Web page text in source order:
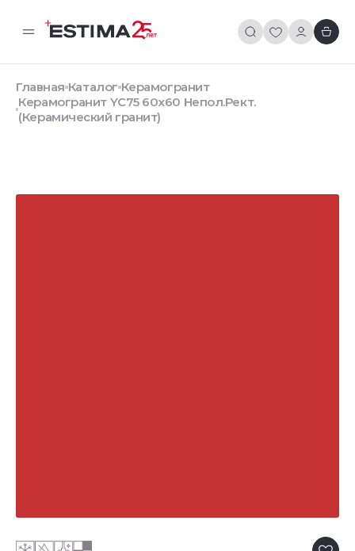
Главная Каталог Керамогранит
Керамогранит YC75 60x60 Непол.Рект.
(Керамический гранит)